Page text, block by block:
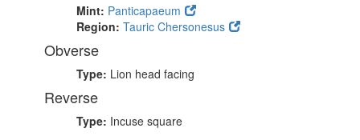
Mint: Panticapaeum
Region: Tauric Chersonesus
Obverse
Type: Lion head facing
Reverse
Type: Incuse square